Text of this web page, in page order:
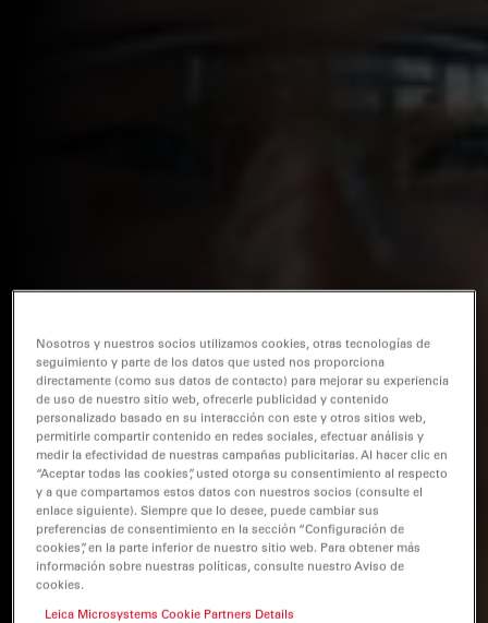
Nosotros y nuestros socios utilizamos cookies, otras tecnologías de
seguimiento y parte de los datos que usted nos proporciona
directamente (como sus datos de contacto) para mejorar su experiencia
de uso de nuestro sitio web, ofrecerle publicidad y contenido
personalizado basado en su interacción con este y otros sitios web,
permitirle compartir contenido en redes sociales, efectuar análisis y
medir la efectividad de nuestras campañas publicitarias. Al hacer clic en
“Aceptar todas las cookies”, usted otorga su consentimiento al respecto
y a que compartamos estos datos con nuestros socios (consulte el
enlace siguiente). Siempre que lo desee, puede cambiar sus
preferencias de consentimiento en la sección “Configuración de
cookies”, en la parte inferior de nuestro sitio web. Para obtener más
información sobre nuestras políticas, consulte nuestro Aviso de
cookies.
Leica Microsystems Cookie Partners Details